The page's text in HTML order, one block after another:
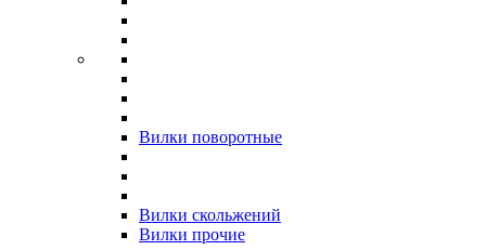
Вилки поворотные
Вилки скольжений
Вилки прочие